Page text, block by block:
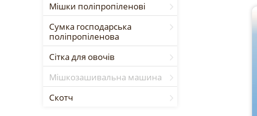
Мішки поліпропіленові
Сумка господарська
поліпропіленова
Сітка для овочів
Мішкозашивальна машина
Скотч